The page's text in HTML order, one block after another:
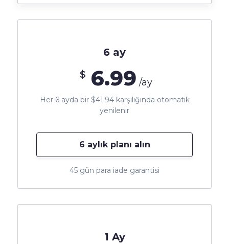
1 Ay
6 ay
$ 6.99 /ay
Her 6 ayda bir $41.94 karşılığında otomatik
yenilenir
6 aylık planı alın
45 gün para iade garantisi